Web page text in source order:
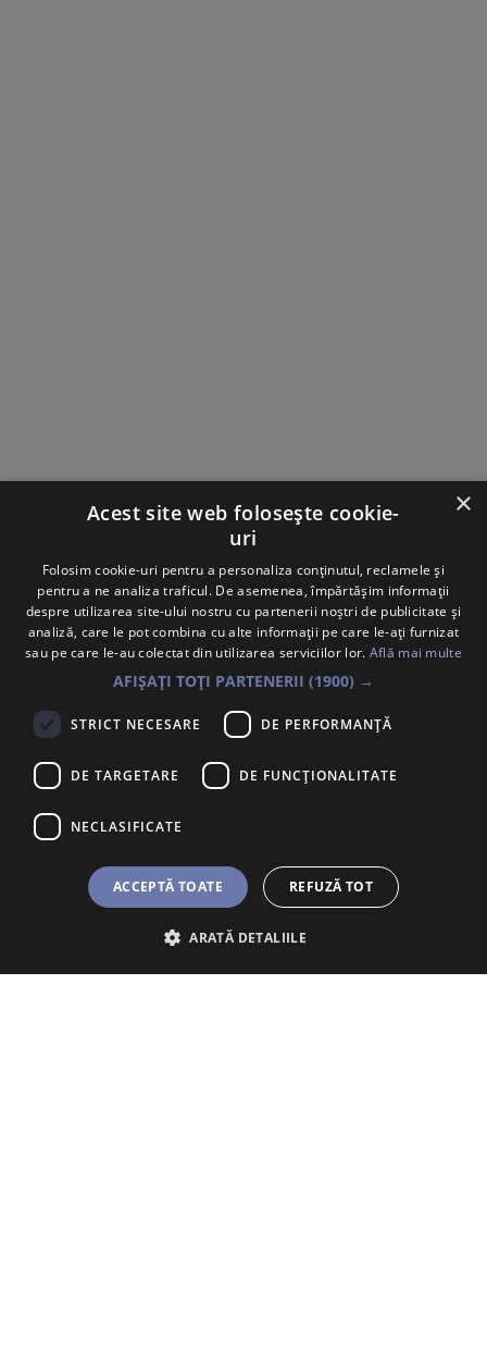
Implementatori
Vezi toți colaboratorii
Contact: +40 754 813 606
Politica Cookie
×
Acest site web folosește cookie-
uri
Folosim cookie-uri pentru a personaliza conținutul, reclamele și
pentru a ne analiza traficul. De asemenea, împărtășim informații
despre utilizarea site-ului nostru cu partenerii noștri de publicitate și
analiză, care le pot combina cu alte informații pe care le-ați furnizat
sau pe care le-au colectat din utilizarea serviciilor lor. Află mai multe
AFIȘAȚI TOȚI PARTENERII (1900) →
STRICT NECESARE DE PERFORMANȚĂ
DE TARGETARE DE FUNCŢIONALITATE
NECLASIFICATE
ACCEPTĂ TOATE REFUZĂ TOT
ARATĂ DETALIILE